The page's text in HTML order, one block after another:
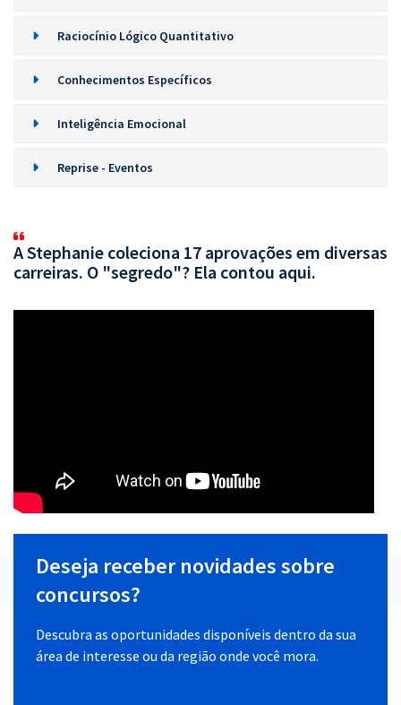
Raciocínio Lógico Quantitativo
Conhecimentos Específicos
Inteligência Emocional
Reprise - Eventos
A Stephanie coleciona 17 aprovações em diversas
carreiras. O "segredo"? Ela contou aqui.
Deseja receber novidades sobre
concursos?
Descubra as oportunidades disponíveis dentro da sua
área de interesse ou da região onde você mora.